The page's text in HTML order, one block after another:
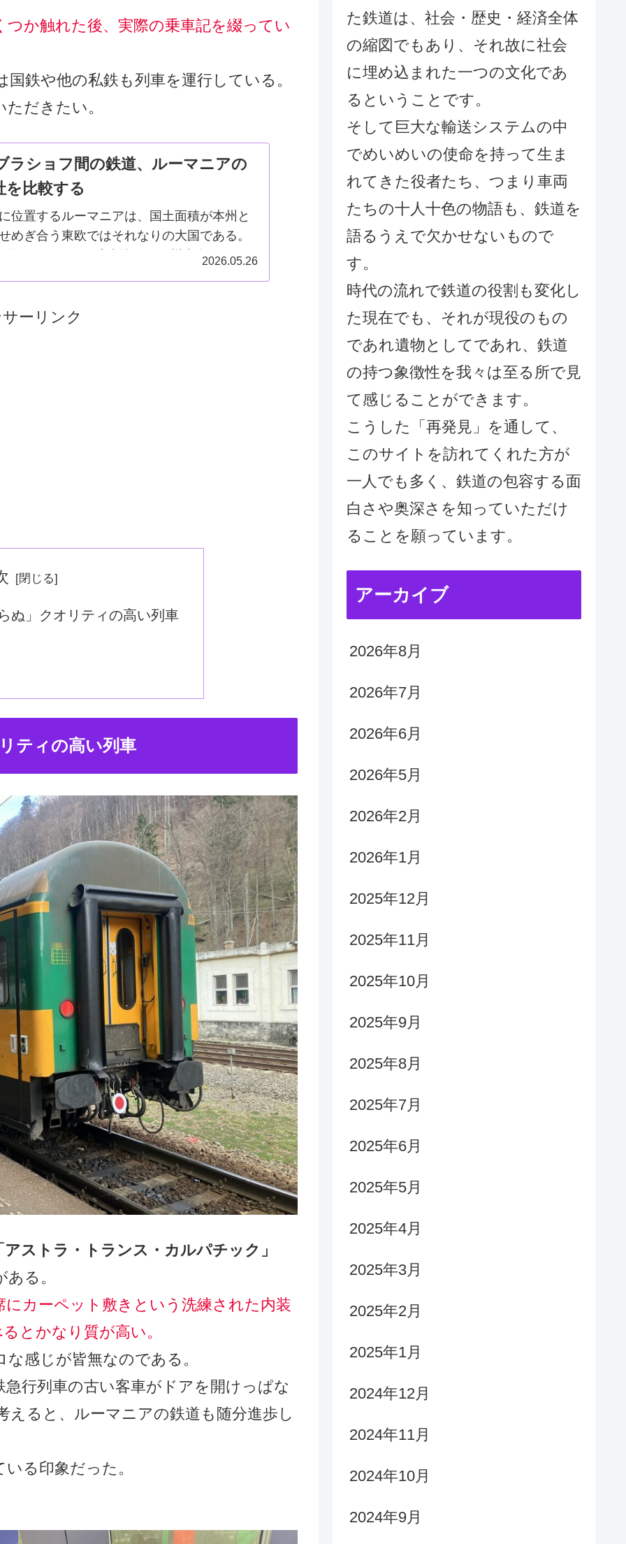
か触れた後、実際の乗車記を綴ってい
鉄や他の私鉄も列車を運行している。
だきたい。
ラショフ間の鉄道、ルーマニアの
を比較する
位置するルーマニアは、国土面積が本州と
めぎ合う東欧ではそれなりの大国である。
果たしたが、経済水準では欧州先進国にはま
2026.05.26
ーリンク
ぬ」クオリティの高い列車
ティの高い列車
アストラ・トランス・カルパチック」
る。
カーペット敷きという洗練された内装
とかなり質が高い。
感じが皆無なのである。
行列車の古い客車がドアを開けっぱな
ると、ルーマニアの鉄道も随分進歩し
る印象だった。
た鉄道は、社会・歴史・経済全体
の縮図でもあり、それ故に社会
に埋め込まれた一つの文化であ
るということです。
そして巨大な輸送システムの中
でめいめいの使命を持って生ま
れてきた役者たち、つまり車両
たちの十人十色の物語も、鉄道を
語るうえで欠かせないもので
す。
時代の流れで鉄道の役割も変化し
た現在でも、それが現役のもの
であれ遺物としてであれ、鉄道
の持つ象徴性を我々は至る所で見
て感じることができます。
こうした「再発見」を通して、
このサイトを訪れてくれた方が
一人でも多く、鉄道の包容する面
白さや奥深さを知っていただけ
ることを願っています。
アーカイブ
2026年8月
2026年7月
2026年6月
2026年5月
2026年2月
2026年1月
2025年12月
2025年11月
2025年10月
2025年9月
2025年8月
2025年7月
2025年6月
2025年5月
2025年4月
2025年3月
2025年2月
2025年1月
2024年12月
2024年11月
2024年10月
2024年9月